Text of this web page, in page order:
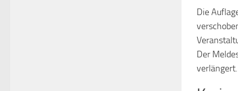
Die
Der
verlängert.